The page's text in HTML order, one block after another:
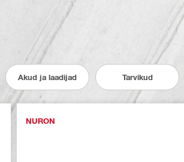
Akud ja laadijad Tarvikud
NURON